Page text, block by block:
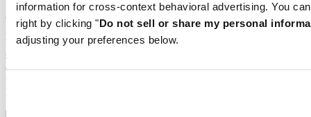
information for cross-context behavioral advertising. You
right by clicking "Do not sell or share my personal
adjusting your preferences below.
Cette montre fait bande à part. Son spiral innovant en silicium
représente l’une des toutes dernières avancées de l’industrie
horlogère. Grâce à cette matière high-tech, les oscillations du spiral
sont particulièrement uniformes et ne sont pas influencées par les
changements de températures ni les champs magnétiques. Il est ainsi
toujours possible de compter sur cette montre Certina pour connaître
l’heure avec précision.